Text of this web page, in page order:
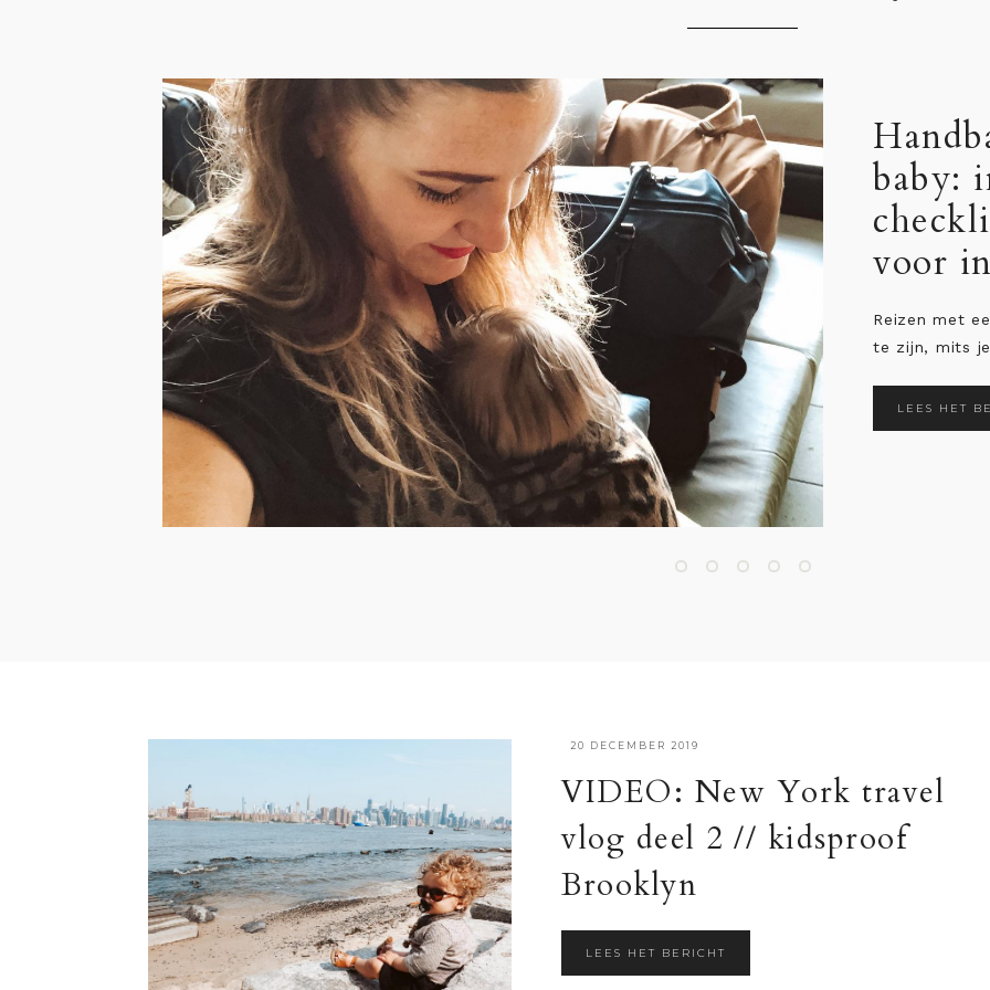
Handbagage voor je
baby: inpaklijst en
checklist met 16 items
voor in het vliegtuig
Reizen met een kleine baby hoeft niet stressvol
te zijn, mits je je goed voorbereidt. Dat je ...
LEES HET BERICHT
20 DECEMBER 2019
VIDEO: New York travel
vlog deel 2 // kidsproof
Brooklyn
LEES HET BERICHT